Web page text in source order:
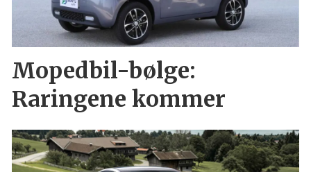
Mopedbil-bølge:
Raringene kommer